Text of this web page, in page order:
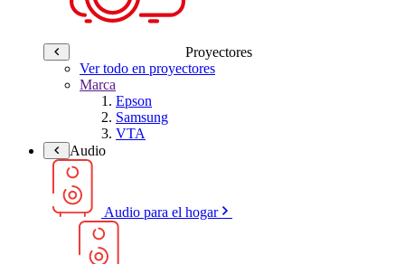
Proyectores
Ver todo en proyectores
Marca
Epson
Samsung
VTA
Audio
Audio para el hogar